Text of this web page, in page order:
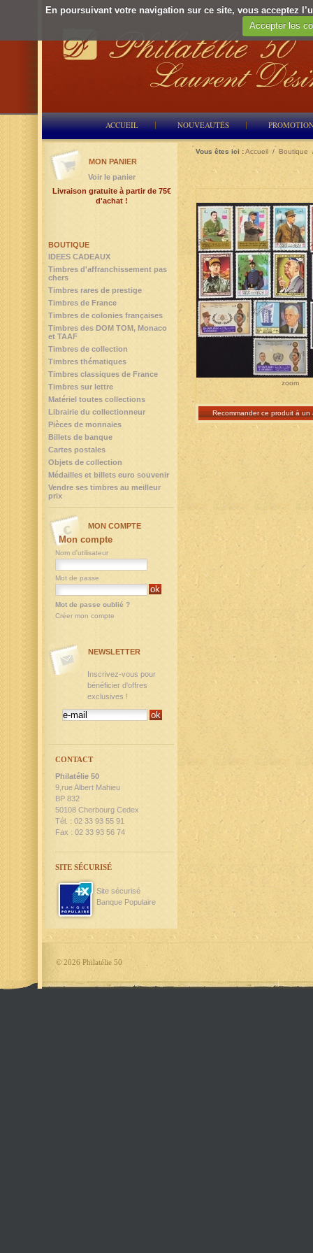
En poursuivant votre navigation sur ce site, vous acceptez
Accepter les
ACCUEIL NOUVEAUTÉS
Vous êtes ici :Accueil / Boutique
zoom
Recommander ce produit à un
BOUTIQUE
IDEES CADEAUX
Timbres d'affranchissement pas
chers
Timbres rares de prestige
Timbres de France
Timbres de colonies françaises
Timbres des DOM TOM, Monaco
et TAAF
Timbres de collection
Timbres thématiques
Timbres classiques de France
Timbres sur lettre
Matériel toutes collections
Librairie du collectionneur
Pièces de monnaies
Billets de banque
Cartes postales
Objets de collection
Médailles et billets euro souvenir
Vendre ses timbres au meilleur
prix
MON PANIER
Voir le panier
Livraison gratuite à partir de 75€
d'achat !
MON COMPTE
Mon compte
Nom d'utilisateur
Mot de passe
Mot de passe oublié ?
Créer mon compte
NEWSLETTER
Inscrivez-vous pour
bénéficier d'offres
exclusives !
CONTACT
Philatélie 50
9,rue Albert Mahieu
BP 832
50108 Cherbourg Cedex
Tél. : 02 33 93 55 91
Fax : 02 33 93 56 74
SITE SÉCURISÉ
Site sécurisé
Banque Populaire
© 2026 Philatélie 50